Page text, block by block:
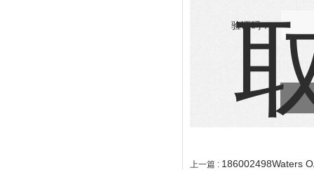
验证码：
上一篇 : 186002498Waters